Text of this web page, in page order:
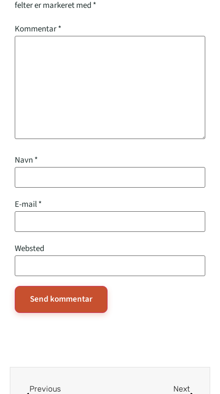
felter er markeret med *
Kommentar*
Navn *
E-mail*
Websted
Previous Next